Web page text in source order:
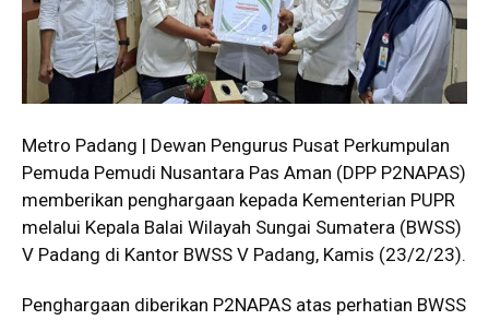
Metro Padang | Dewan Pengurus Pusat Perkumpulan
Pemuda Pemudi Nusantara Pas Aman (DPP P2NAPAS)
memberikan penghargaan kepada Kementerian PUPR
melalui Kepala Balai Wilayah Sungai Sumatera (BWSS)
V Padang di Kantor BWSS V Padang, Kamis (23/2/23).
Penghargaan diberikan P2NAPAS atas perhatian BWSS